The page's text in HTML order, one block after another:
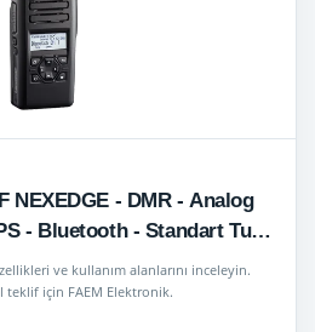
- Bluetooth - Standart Tuş
ve kullanım alanlarını inceleyin.
için FAEM Elektronik.